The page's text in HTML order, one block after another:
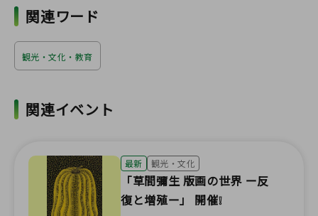
関連ワード
観光・文化・教育
関連イベント
最新 観光・文化
「草間彌生 版画の世界 ー反
復と増殖ー」 開催❕